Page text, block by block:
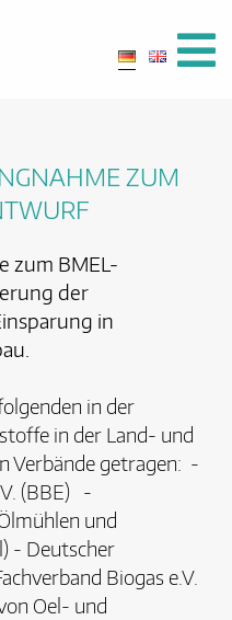
ZUM
zum BMEL-
der
in
in der
in der Land- und
Verbände getragen: -
(BBE) -
und
- Deutscher
Biogas e.V.
Oel- und